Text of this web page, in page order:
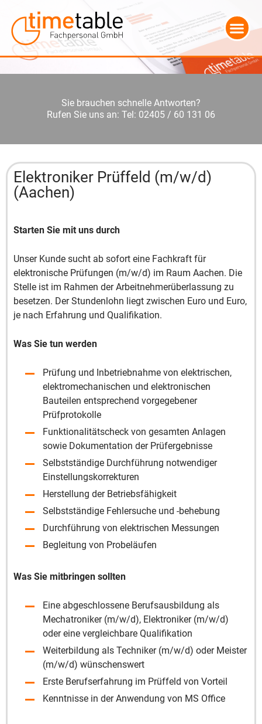
Sie brauchen schnelle Antworten?
Rufen Sie uns an: Tel: 02405 / 60 131 06
Elektroniker Prüffeld (m/w/d)
(Aachen)
Starten Sie mit uns durch
Unser Kunde sucht ab sofort eine Fachkraft für
elektronische Prüfungen (m/w/d) im Raum Aachen. Die
Stelle ist im Rahmen der Arbeitnehmerüberlassung zu
besetzen. Der Stundenlohn liegt zwischen Euro und Euro,
je nach Erfahrung und Qualifikation.
Was Sie tun werden
Prüfung und Inbetriebnahme von elektrischen,
elektromechanischen und elektronischen
Bauteilen entsprechend vorgegebener
Prüfprotokolle
Funktionalitätscheck von gesamten Anlagen
sowie Dokumentation der Prüfergebnisse
Selbstständige Durchführung notwendiger
Einstellungskorrekturen
Herstellung der Betriebsfähigkeit
Selbstständige Fehlersuche und -behebung
Durchführung von elektrischen Messungen
Begleitung von Probeläufen
Was Sie mitbringen sollten
Eine abgeschlossene Berufsausbildung als
Mechatroniker (m/w/d), Elektroniker (m/w/d)
oder eine vergleichbare Qualifikation
Weiterbildung als Techniker (m/w/d) oder Meister
(m/w/d) wünschenswert
Erste Berufserfahrung im Prüffeld von Vorteil
Kenntnisse in der Anwendung von MS Office